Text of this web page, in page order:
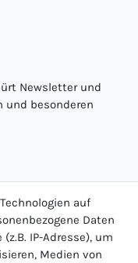
Newsletter und
und besonderen
auf
Daten
IP-Adresse), um
Medien von